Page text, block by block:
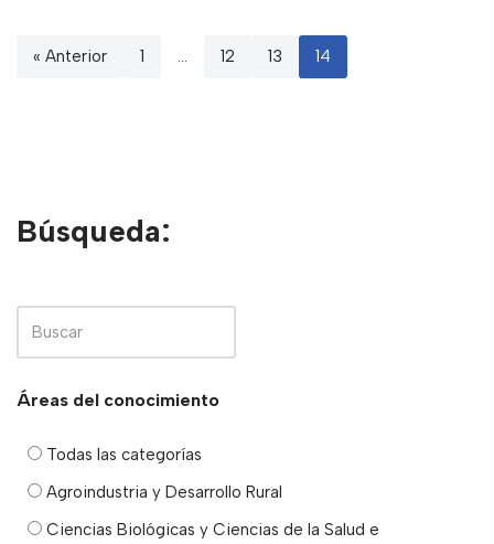
« Anterior 1 … 12 13 14
Búsqueda:
Áreas del conocimiento
Todas las categorías
Agroindustria y Desarrollo Rural
Ciencias Biológicas y Ciencias de la Salud e